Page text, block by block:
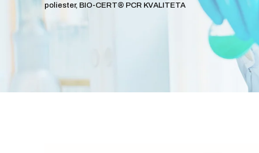
poliester, BIO-CERT® PCR KVALITETA